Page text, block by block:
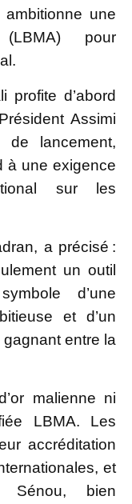
ambitionne une
(LBMA) pour
profite d’abord
Assimi
lancement,
à une exigence
sur les
a précisé :
un outil
d’une
et d’un
entre la
malienne ni
LBMA. Les
accréditation
et
Sénou, bien